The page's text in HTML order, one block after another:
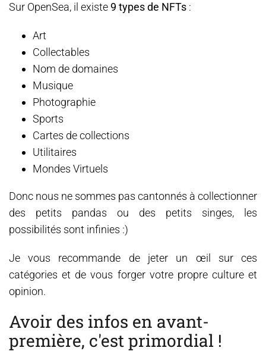
Sur OpenSea, il existe 9 types de NFTs:
Art
Collectables
Nom de domaines
Musique
Photographie
Sports
Cartes de collections
Utilitaires
Mondes Virtuels
Donc nous ne sommes pas cantonnés à collectionner
des petits pandas ou des petits singes, les
possibilités sont infinies :)
Je vous recommande de jeter un œil sur ces
catégories et de vous forger votre propre culture et
opinion.
Avoir des infos en avant-
première, c'est primordial !